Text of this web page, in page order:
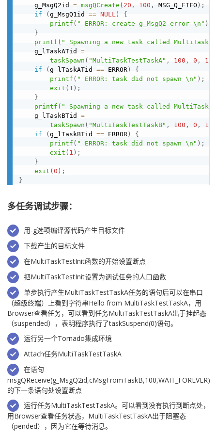
    g_MsgQ2id
= msgQCreate ( 20 , 100 , MSG_Q_FIFO ) ;
if
( g_MsgQ1id == NULL )
{
printf ( " ERROR: create g_MsgQ2 error \n" )
}
printf ( " Spawning a new task called
    g_lTaskATid
=
taskSpawn ( "MultiTaskTestTaskA" , 100 , 0 ,
if
( g_lTaskATid == ERROR )
{
printf ( " ERROR: task did not spawn \n" ) ;
exit ( 1 ) ;
}
printf ( " Spawning a new task called
    g_lTaskBTid
=
taskSpawn ( "MultiTaskTestTaskB" , 100 , 0 ,
if
( g_lTaskBTid == ERROR )
{
printf ( " ERROR: task did not spawn \n" ) ;
exit ( 1 ) ;
}
exit ( 0 ) ;
}
多任务调试步骤：
用-g选项编译源代码产生目标文件
下载产生的目标文件
在MultiTaskTestInit函数的开始设置断点
把MultiTaskTestInit设置为调试任务的人口函数
单步执行产生MultiTaskTestTaskA任务的语句后可以在串口
（超级终端）上看到字符串Hello from MultiTaskTestTaskA，用
Browser查看任务，可以看到任务MultiTaskTestTaskA出于挂起态
（suspended），表明程序执行了taskSuspend(0)语句。
运行另一个Tornado集成环境
Attach任务MultiTaskTestTaskA
在语句
msgQReceive(g_MsgQ2id,cMsgFromTaskB,100,WAIT_FOREVER)
的下一条语句处设置断点
运行任务MultiTaskTestTaskA。可以看到没有执行到断点处，
用Browser查看任务状态，MultiTaskTestTaskA出于阻塞态
（pended），因为它在等待消息。